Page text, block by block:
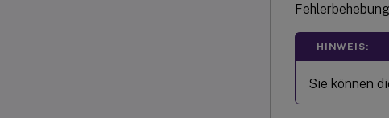
HINWEIS:
Sie können